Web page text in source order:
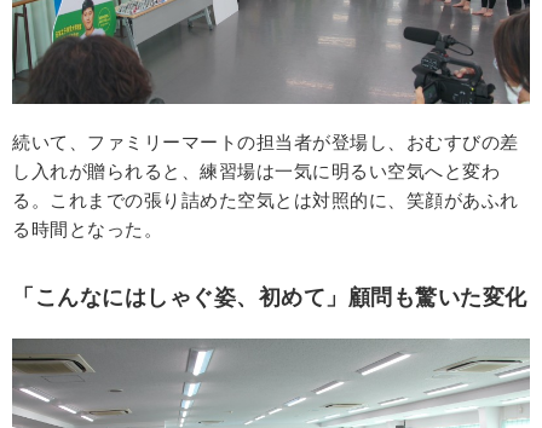
続いて、ファミリーマートの担当者が登場し、おむすびの差
し入れが贈られると、練習場は一気に明るい空気へと変わ
る。これまでの張り詰めた空気とは対照的に、笑顔があふれ
る時間となった。
「こんなにはしゃぐ姿、初めて」顧問も驚いた変化